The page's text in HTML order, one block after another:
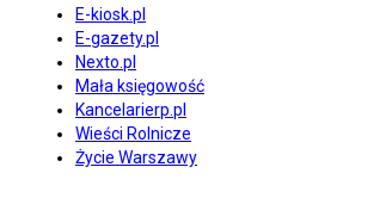
E-kiosk.pl
E-gazety.pl
Nexto.pl
Mała księgowość
Kancelarierp.pl
Wieści Rolnicze
Życie Warszawy